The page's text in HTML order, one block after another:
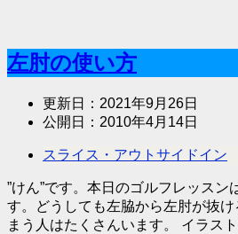
左肘の使い方
更新日： 2021年9月26日
公開日： 2010年4月14日
スライス・アウトサイドイン
”けん”です。本日のゴルフレッスン
す。どうしても左脇から左肘が抜
まう人はたくさんいます。 イラス